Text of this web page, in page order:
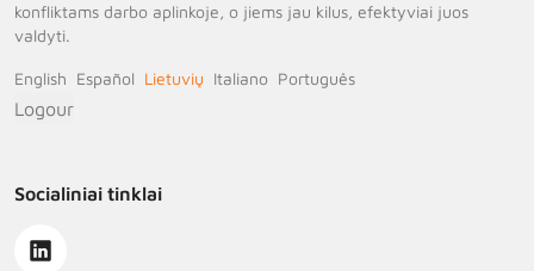
konfliktams darbo aplinkoje, o jiems jau kilus, efektyviai juos
valdyti.
English Español Lietuvių Italiano Português
Logour
Socialiniai tinklai